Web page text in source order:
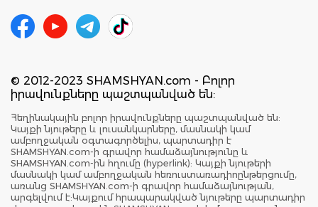
© 2012-2023 SHAMSHYAN.com - Բոլոր
իրավունքները պաշտպանված են:
Հեղինակային բոլոր իրավունքները պաշտպանված են:
Կայքի նյութերը և լուսանկարները, մասնակի կամ
ամբողջական օգտագործելիս, պարտադիր է
SHAMSHYAN.com-ի գրավոր համաձայնությունը և
SHAMSHYAN.com-ին հղումը (hyperlink): Կայքի նյութերի
մասնակի կամ ամբողջական հեռուստառադիոընթերցումը,
առանց SHAMSHYAN.com-ի գրավոր համաձայնության,
արգելվում է:Կայքում հրապարակված նյութերը պարտադիր